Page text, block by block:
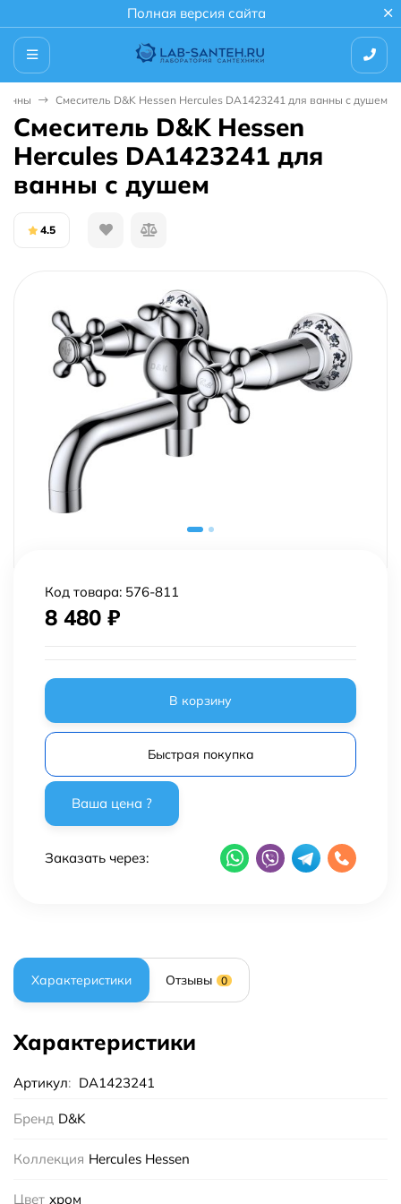
Полная версия сайта
Смеситель D&K Hessen Hercules DA1423241 для ванны с душем
Смеситель D&K Hessen
Hercules DA1423241 для
ванны с душем
4.5
Код товара: 576-811
8 480 ₽
В корзину
Быстрая покупка
Заказать через:
Характеристики Отзывы 0
Характеристики
Артикул: DA1423241
Бренд D&K
Коллекция Hercules Hessen
Цвет хром